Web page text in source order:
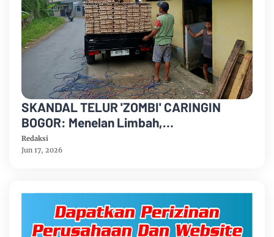
SKANDAL TELUR 'ZOMBI' CARINGIN
BOGOR: Menelan Limbah,
Mempertaruhkan Nyawa Rakyat
Redaksi
Jun 17, 2026